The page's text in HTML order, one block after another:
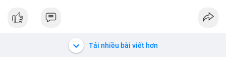
Tải nhiều bài viết hơn